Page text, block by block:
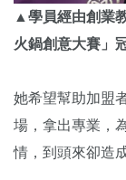
▲學員經由創業
火鍋創意大賽」
她希望幫助加盟
場，拿出專業，
情，到頭來卻造